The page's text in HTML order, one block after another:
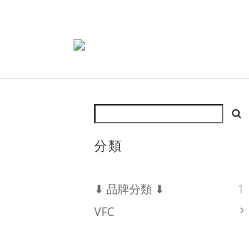
分類
⬇ 品牌分類 ⬇
1
VFC